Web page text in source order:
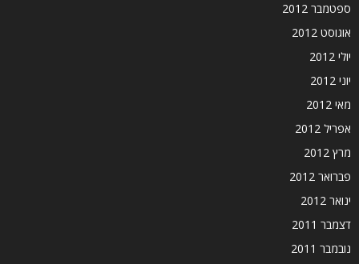
ספטמבר 2012
אוגוסט 2012
יולי 2012
יוני 2012
מאי 2012
אפריל 2012
מרץ 2012
פברואר 2012
ינואר 2012
דצמבר 2011
נובמבר 2011